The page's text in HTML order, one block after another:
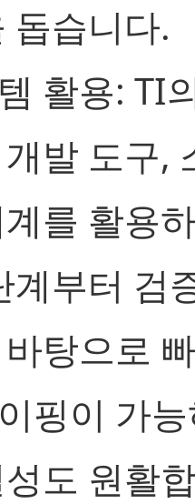
돕습니다.
활용: TI
발 도구,
를 활용
계부터 검
탕으로
핑이 가
도 원활